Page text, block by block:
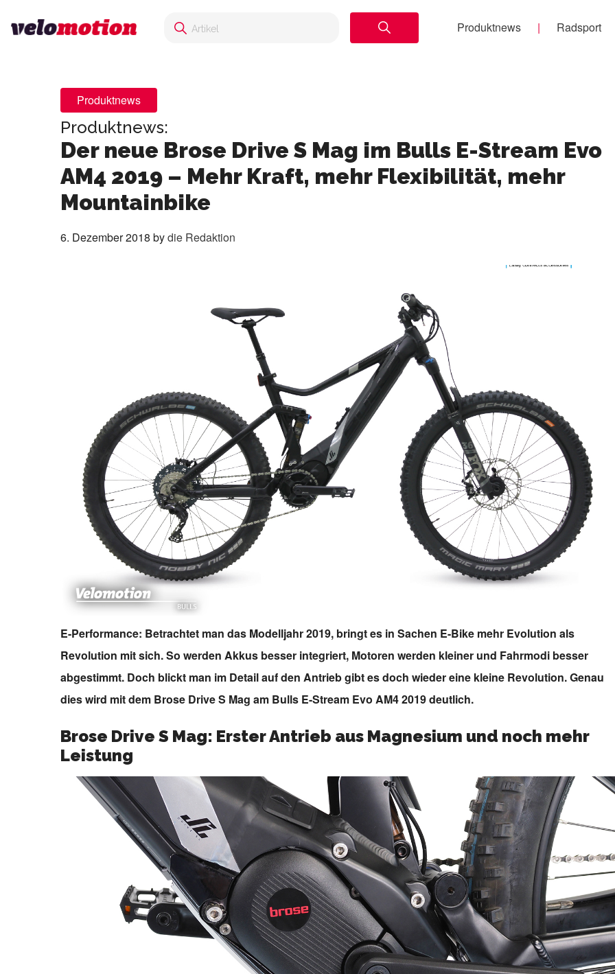
Produktnews Radsport
Produktnews
Produktnews:
Der neue Brose Drive S Mag im Bulls E-Stream Evo
AM4 2019 – Mehr Kraft, mehr Flexibilität, mehr
Mountainbike
6. Dezember 2018 bydie Redaktion
E-Performance: Betrachtet man das Modelljahr 2019, bringt es in Sachen E-Bike mehr Evolution als
Revolution mit sich. So werden Akkus besser integriert, Motoren werden kleiner und Fahrmodi besser
abgestimmt. Doch blickt man im Detail auf den Antrieb gibt es doch wieder eine kleine Revolution. Genau
dies wird mit dem Brose Drive S Mag am Bulls E-Stream Evo AM4 2019 deutlich.
Brose Drive S Mag: Erster Antrieb aus Magnesium und noch mehr
Leistung